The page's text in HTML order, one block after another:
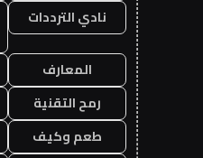
نادي الترددات
المعارف
رمح التقنية
طعم وكيف